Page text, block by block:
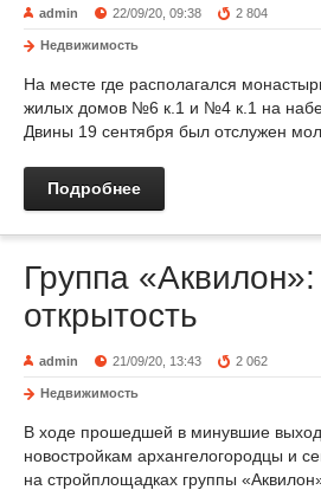
admin 22/09/20, 09:38 2 804
Недвижимость
На месте где располагался
жилых домов №6 к.1 и №4 к.1 на
Двины 19 сентября был отслужен
Подробнее
Группа
открытость
admin 21/09/20, 13:43 2 062
Недвижимость
В ходе прошедшей в минувшие
новостройкам архангелогородцы и
на стройплощадках группы